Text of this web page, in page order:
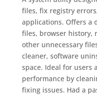
files, fix registry
applications. Offers a
files, browser history,
other unnecessary
cleaner, software
space. Ideal for users
performance by
fixing issues. Had a